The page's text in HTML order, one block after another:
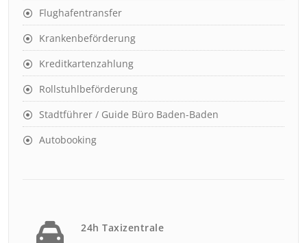
Flughafentransfer
Krankenbeförderung
Kreditkartenzahlung
Rollstuhlbeförderung
Stadtführer / Guide Büro Baden-Baden
Autobooking
24h Taxizentrale